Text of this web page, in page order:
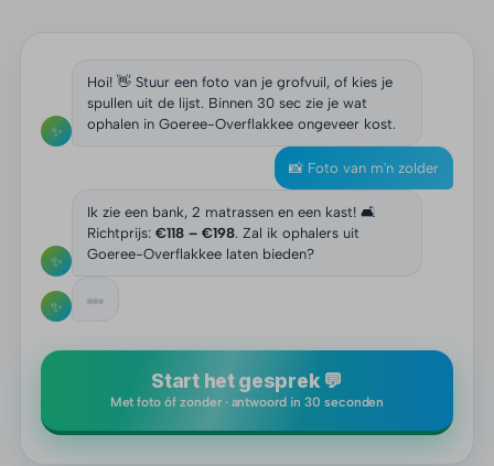
✨
Hoi! 👋 Stuur een foto van je grofvuil, of kies je
spullen uit de lijst. Binnen 30 sec zie je wat
ophalen in Goeree-Overflakkee ongeveer kost.
📸 Foto van m'n zolder
✨
Ik zie een bank, 2 matrassen en een kast! 🛋️
Richtprijs: €118 – €198. Zal ik ophalers uit
Goeree-Overflakkee laten bieden?
✨
Start het gesprek 💬
Met foto óf zonder · antwoord in 30 seconden